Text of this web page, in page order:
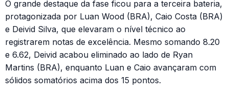
O grande destaque da fase ficou para a terceira bateria,
protagonizada por Luan Wood (BRA), Caio Costa (BRA)
e Deivid Silva, que elevaram o nível técnico ao
registrarem notas de excelência. Mesmo somando 8.20
e 6.62, Deivid acabou eliminado ao lado de Ryan
Martins (BRA), enquanto Luan e Caio avançaram com
sólidos somatórios acima dos 15 pontos.